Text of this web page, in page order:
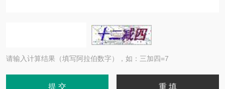
请输入计算结果（填写阿拉伯数字），如：三加四=7